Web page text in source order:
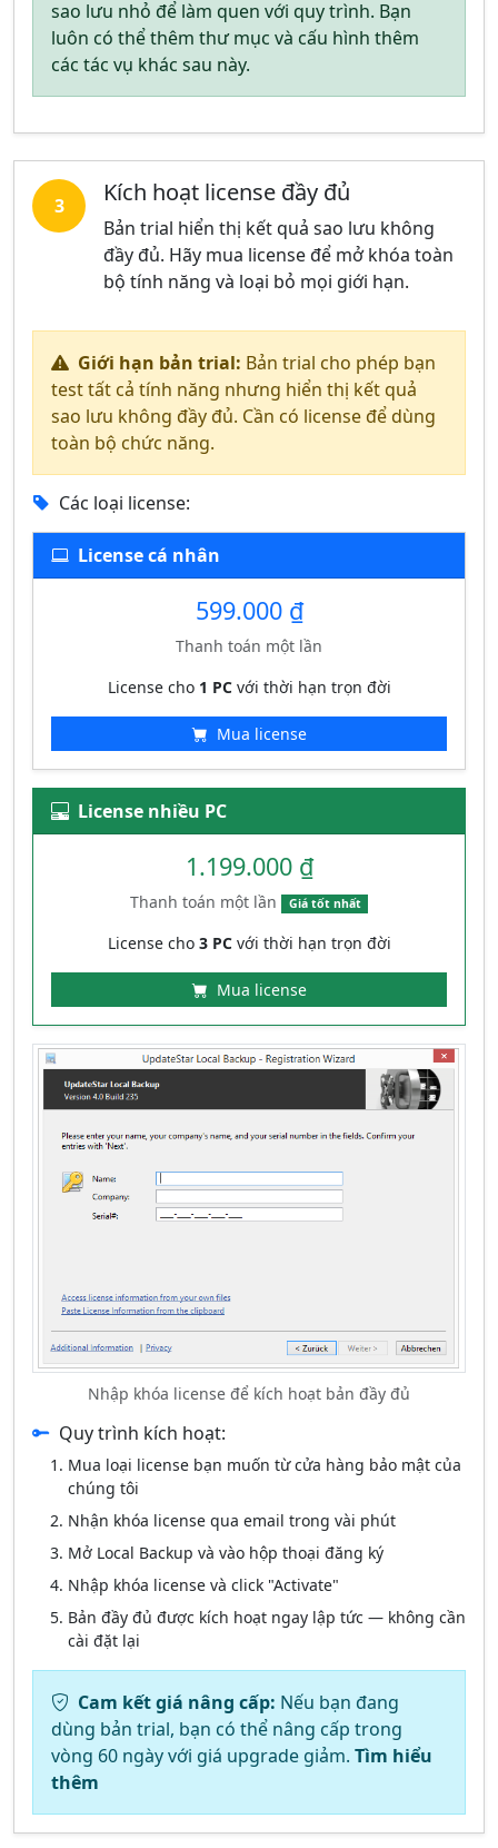
sao lưu nhỏ để làm quen với quy trình. Bạn
luôn có thể thêm thư mục và cấu hình thêm
các tác vụ khác sau này.
3 Kích hoạt license đầy đủ
Bản trial hiển thị kết quả sao lưu không
đầy đủ. Hãy mua license để mở khóa toàn
bộ tính năng và loại bỏ mọi giới hạn.
Giới hạn bản trial: Bản trial cho phép bạn
test tất cả tính năng nhưng hiển thị kết quả
sao lưu không đầy đủ. Cần có license để dùng
toàn bộ chức năng.
Các loại license:
License cá nhân
599.000 ₫
Thanh toán một lần
License cho 1 PCvới thời hạn trọn đời
Mua license
License nhiều PC
1.199.000 ₫
Thanh toán một lần Giá tốt nhất
License cho 3 PCvới thời hạn trọn đời
Mua license
Nhập khóa license để kích hoạt bản đầy đủ
Quy trình kích hoạt:
Mua loại license bạn muốn từ cửa hàng bảo mật của
chúng tôi
Nhận khóa license qua email trong vài phút
Mở Local Backup và vào hộp thoại đăng ký
Nhập khóa license và click "Activate"
Bản đầy đủ được kích hoạt ngay lập tức — không cần
cài đặt lại
Cam kết giá nâng cấp: Nếu bạn đang
dùng bản trial, bạn có thể nâng cấp trong
vòng 60 ngày với giá upgrade giảm. Tìm hiểu
thêm